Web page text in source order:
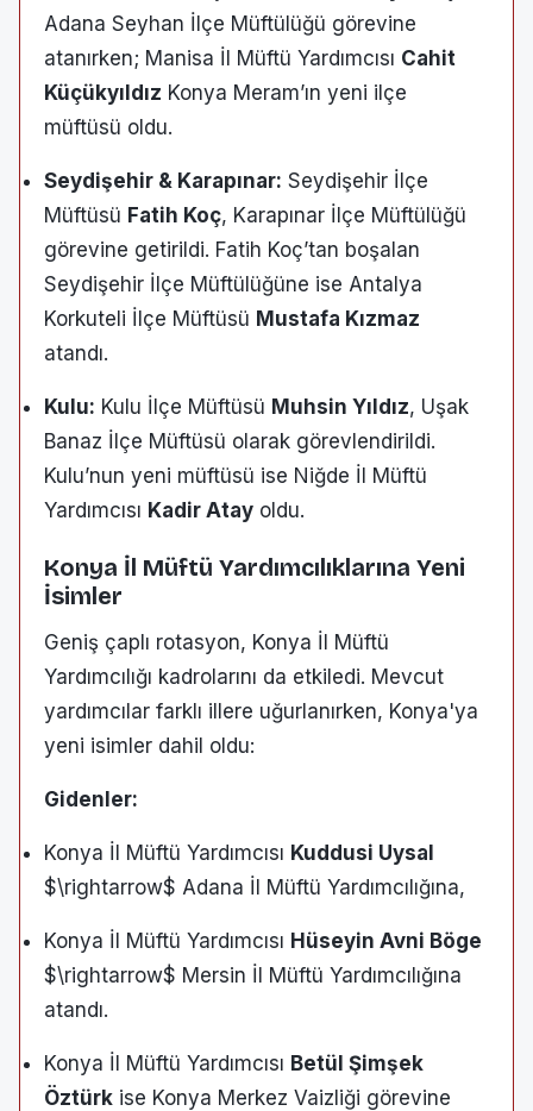
Adana Seyhan İlçe Müftülüğü görevine
atanırken; Manisa İl Müftü Yardımcısı Cahit
Küçükyıldız Konya Meram’ın yeni ilçe
müftüsü oldu.
Seydişehir & Karapınar: Seydişehir İlçe
Müftüsü Fatih Koç, Karapınar İlçe Müftülüğü
görevine getirildi. Fatih Koç’tan boşalan
Seydişehir İlçe Müftülüğüne ise Antalya
Korkuteli İlçe Müftüsü Mustafa Kızmaz
atandı.
Kulu: Kulu İlçe Müftüsü Muhsin Yıldız, Uşak
Banaz İlçe Müftüsü olarak görevlendirildi.
Kulu’nun yeni müftüsü ise Niğde İl Müftü
Yardımcısı Kadir Atay oldu.
Konya İl Müftü Yardımcılıklarına Yeni
İsimler
Geniş çaplı rotasyon, Konya İl Müftü
Yardımcılığı kadrolarını da etkiledi. Mevcut
yardımcılar farklı illere uğurlanırken, Konya'ya
yeni isimler dahil oldu:
Gidenler:
Konya İl Müftü Yardımcısı Kuddusi Uysal
$\rightarrow$ Adana İl Müftü Yardımcılığına,
Konya İl Müftü Yardımcısı Hüseyin Avni Böge
$\rightarrow$ Mersin İl Müftü Yardımcılığına
atandı.
Konya İl Müftü Yardımcısı Betül Şimşek
Öztürk ise Konya Merkez Vaizliği görevine